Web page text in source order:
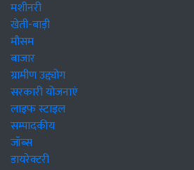
मशीनरी
खेती-बाड़ी
मौसम
बाजार
ग्रामीण उद्द्योग
सरकारी योजनाएं
लाइफ स्टाइल
सम्पादकीय
जॉब्स
डायरेक्टरी